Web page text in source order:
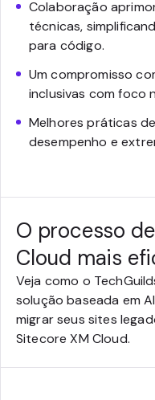
Colaboração
técnicas,
para código.
Um compromisso
inclusivas com foco
Melhores práticas
desempenho e
O processo
Cloud mais
Veja como o
solução baseada em
migrar seus sites
Sitecore XM Cloud.